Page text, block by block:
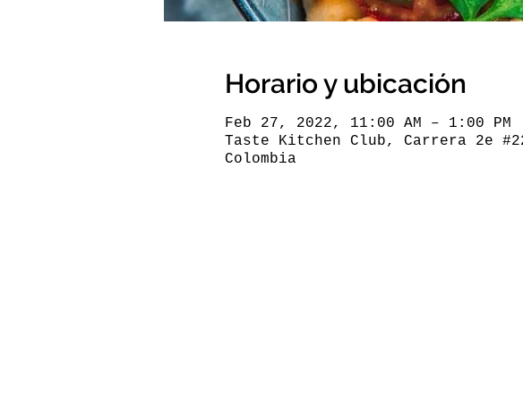
Horario y ubicación
Feb 27, 2022, 11:00 AM – 1:00 PM
Taste Kitchen Club, Carrera 2e
Colombia